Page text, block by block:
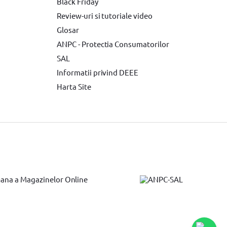
de Vopsit si Trafaleti YATO
Review-uri si tutoriale video
Glosar
ANPC - Protectia Consumatorilor
SAL
Informatii privind DEEE
Harta Site